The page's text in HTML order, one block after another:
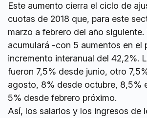
Este aumento cierra el ciclo de
cuotas de 2018 que, para este
marzo a febrero del año siguiente.
acumulará -con 5 aumentos en el
incremento interanual del 42,2%.
fueron 7,5% desde junio, otro
agosto, 8% desde octubre, 8,5%
5% desde febrero próximo.
Así, los salarios y los ingresos de